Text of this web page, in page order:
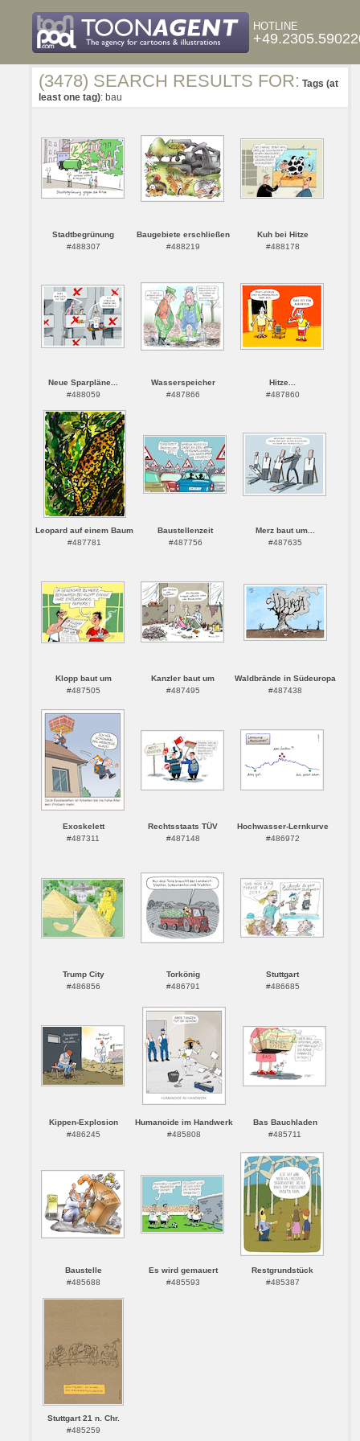
HOTLINE
(3478) SEARCH RESULTS FOR: Tags (at
least one tag): bau
Stadtbegrünung
#488307
Baugebiete erschließen
#488219
Kuh bei Hitze
#488178
Neue Sparpläne...
#488059
Wasserspeicher
#487866
Hitze...
#487860
Leopard auf einem Baum
#487781
Baustellenzeit
#487756
Merz baut um...
#487635
Klopp baut um
#487505
Kanzler baut um
#487495
Waldbrände in Südeuropa
#487438
Exoskelett
#487311
Rechtsstaats TÜV
#487148
Hochwasser-Lernkurve
#486972
Trump City
#486856
Torkönig
#486791
Stuttgart
#486685
Kippen-Explosion
#486245
Humanoide im Handwerk
#485808
Bas Bauchladen
#485711
Baustelle
#485688
Es wird gemauert
#485593
Restgrundstück
#485387
Stuttgart 21 n. Chr.
#485259